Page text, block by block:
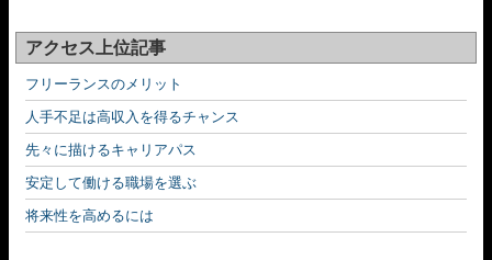
アクセス上位記事
フリーランスのメリット
人手不足は高収入を得るチャンス
先々に描けるキャリアパス
安定して働ける職場を選ぶ
将来性を高めるには